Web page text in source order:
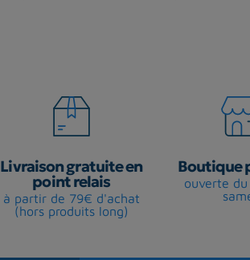
Livraison gratuite en
point relais
à partir de 79€ d'achat
(hors produits long)
Boutique
ouverte